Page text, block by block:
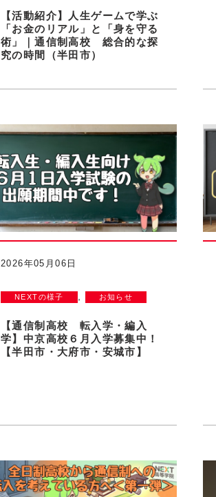
【活動紹介】人生ゲームで学ぶ
「お金のリアル」と「身を守る
術」｜通信制高校 総合的な探
究の時間（半田市）
2026年05月06日
NEXTの様子 お知らせ
【通信制高校 転入学・編入
学】中京高校６月入学募集中！
【半田市・大府市・安城市】